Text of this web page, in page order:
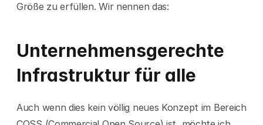
Größe zu erfüllen. Wir nennen das:
Unternehmensgerechte
Infrastruktur für alle
Auch wenn dies kein völlig neues Konzept im Bereich